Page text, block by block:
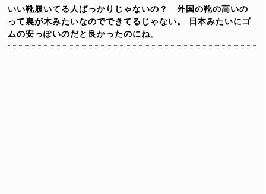
いい靴履いてる人ばっかりじゃないの？ 外国の靴の高いの
って裏が木みたいなのでできてるじゃない。
日本みたいにゴ
ムの安っぽいのだと良かったのにね。